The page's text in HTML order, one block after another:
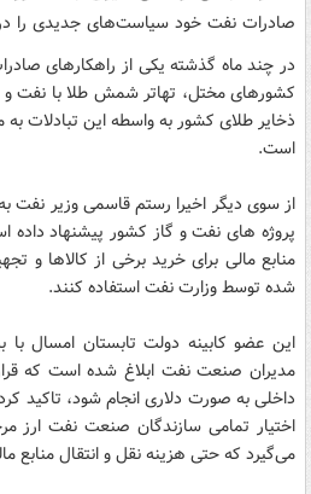
صادرات نفت خود سیاست‌های جدیدی را در
در چند ماه گذشته یکی از راهکارهای
کشورهای مختل، تهاتر شمش طلا با نفت
ذخایر طلای کشور به واسطه این تبادلات به
است.
از سوی دیگر اخیرا رستم قاسمی وزیر نفت
پروژه های نفت و گاز کشور پیشنهاد
منابع مالی برای خرید برخی از کالاها و
شده توسط وزارت نفت استفاده کنند.
این عضو کابینه دولت تابستان امسال با
مدیران صنعت نفت ابلاغ شده است که
داخلی به صورت دلاری انجام شود، تاکید
اختیار تمامی سازندگان صنعت نفت ارز
می‌گیرد که حتی هزینه نقل و انتقال منابع